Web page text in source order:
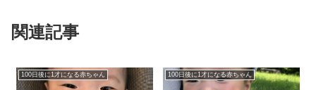
関連記事
100日後に1才になる赤ちゃん 100日後に1才になる赤ちゃん